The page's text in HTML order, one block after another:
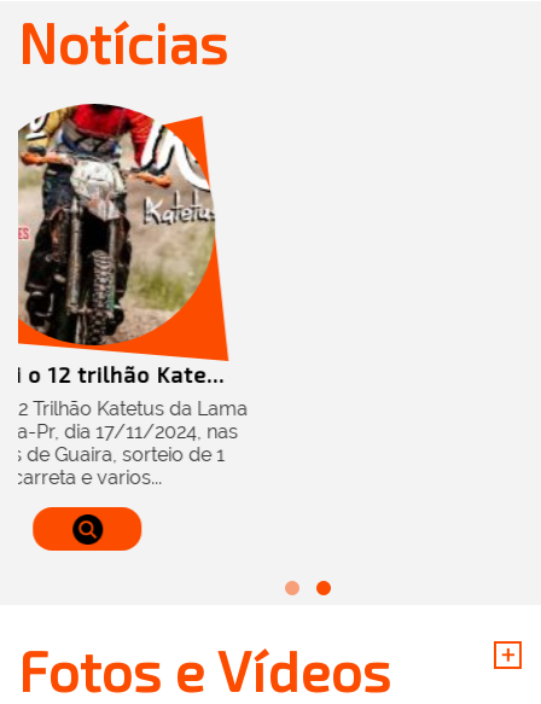
Notícias
Kate...
da Lama
2024, nas
de 1
Fotos e Vídeos +